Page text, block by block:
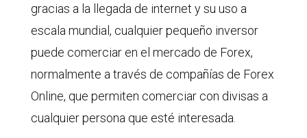
gracias a la llegada de internet y su uso a
escala mundial, cualquier pequeño inversor
puede comerciar en el mercado de Forex,
normalmente a través de compañías de Forex
Online, que permiten comerciar con divisas a
cualquier persona que esté interesada.